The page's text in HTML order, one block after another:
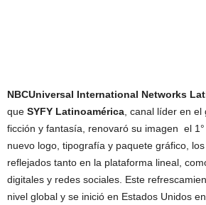
NBCUniversal International Networks
que SYFY Latinoamérica , canal líder en
ficción y fantasía, renovaró su imagen el
nuevo logo, tipografía y paquete gráfico,
reflejados tanto en la plataforma lineal,
digitales y redes sociales. Este
nivel global y se inició en Estados Unidos